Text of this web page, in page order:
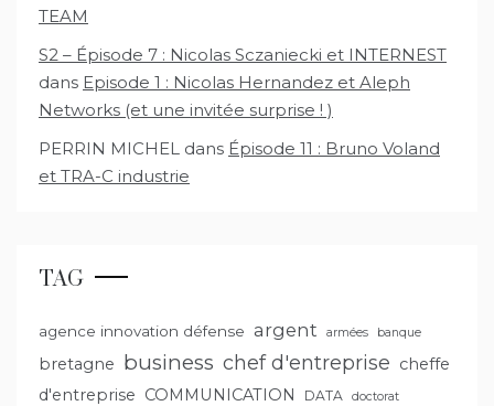
TEAM
S2 – Épisode 7 : Nicolas Sczaniecki et INTERNEST
dans Episode 1 : Nicolas Hernandez et Aleph
Networks (et une invitée surprise ! )
PERRIN MICHEL dans Épisode 11 : Bruno Voland
et TRA-C industrie
TAG
agence innovation défense argent armées banque
bretagne business chef d'entreprise cheffe
d'entreprise COMMUNICATION DATA doctorat